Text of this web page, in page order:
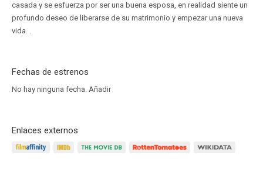
casada y se esfuerza por ser una buena esposa, en realidad siente un
profundo deseo de liberarse de su matrimonio y empezar una nueva
vida. .
Fechas de estrenos
No hay ninguna fecha. Añadir
Enlaces externos